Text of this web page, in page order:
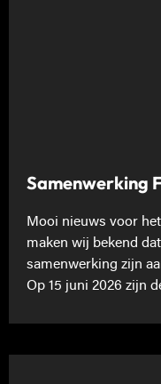
Samenwerking
Mooi nieuws voor
maken wij bekend
samenwerking zijn
Op 15 juni 2026 zijn